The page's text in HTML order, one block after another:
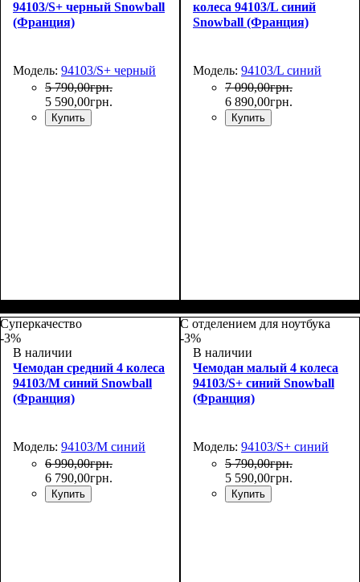
94103/S+ черный Snowball
(Франция)
Модель: 94103/S+ черный
5 790,00грн.
5 590,00грн.
Купить
55х39х22
колеса 94103/L синий
Snowball (Франция)
Модель: 94103/L синий
7 090,00грн.
6 890,00грн.
Купить
77х51х31
Суперкачество
-3%
В наличии
Чемодан средний 4 колеса
94103/M синий Snowball
(Франция)
Модель: 94103/M синий
6 990,00грн.
6 790,00грн.
Купить
С отделением для ноутбука
-3%
В наличии
Чемодан малый 4 колеса
94103/S+ синий Snowball
(Франция)
Модель: 94103/S+ синий
5 790,00грн.
5 590,00грн.
Купить